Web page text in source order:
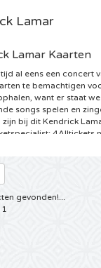
Lamar
Lamar Kaarten
al eens een concert
te bemachtigen
want er staat
songs spelen en
zijn bij dit Kendrick
Lamar
aan het juiste adres!
Wij hebben goed
gevonden!...
1